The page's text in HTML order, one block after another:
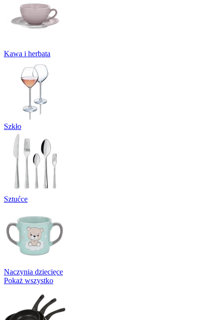
Kawa i herbata
Szkło
Sztućce
Naczynia dziecięce
Pokaż wszystko